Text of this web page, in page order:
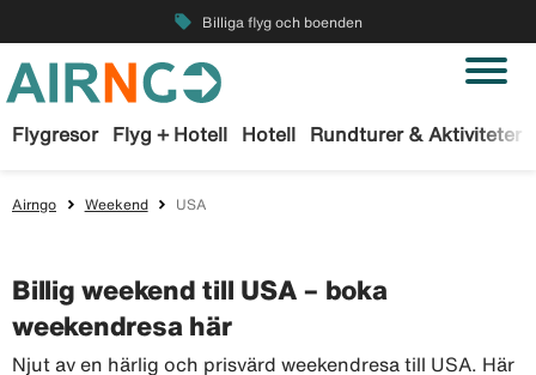
local_offer Billiga flyg och boenden
Flygresor Flyg + Hotell Hotell Rundturer & Aktiviteter
Airngo Weekend USA
Billig weekend till USA – boka
weekendresa här
Njut av en härlig och prisvärd weekendresa till USA. Här